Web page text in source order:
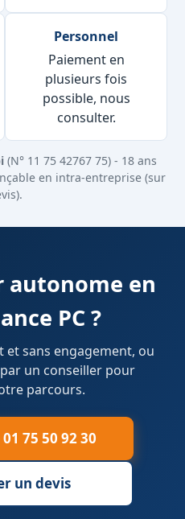
Personnel
Paiement en
plusieurs fois
possible, nous
consulter.
(N° 11 75 42767 75) - 18 ans
en intra-entreprise (sur
autonome en
PC ?
et sans engagement, ou
un conseiller pour
parcours.
75 50 92 30
un devis